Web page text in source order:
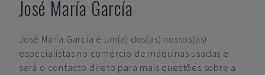
José María García
José María García é um(a) dos(as) nossos(as)
especialistas no comércio de máquinas usadas e
será o contacto direto para mais questões sobre a